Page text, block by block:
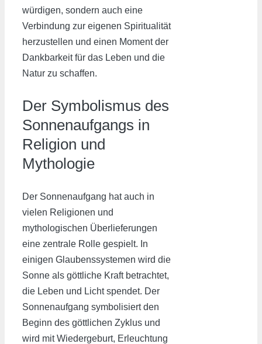
würdigen, sondern auch eine
Verbindung zur eigenen Spiritualität
herzustellen und einen Moment der
Dankbarkeit für das Leben und die
Natur zu schaffen.
Der Symbolismus des
Sonnenaufgangs in
Religion und
Mythologie
Der Sonnenaufgang hat auch in
vielen Religionen und
mythologischen Überlieferungen
eine zentrale Rolle gespielt. In
einigen Glaubenssystemen wird die
Sonne als göttliche Kraft betrachtet,
die Leben und Licht spendet. Der
Sonnenaufgang symbolisiert den
Beginn des göttlichen Zyklus und
wird mit Wiedergeburt, Erleuchtung